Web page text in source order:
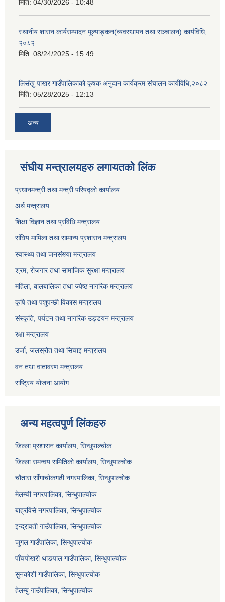
मिति: 04/30/2026 - 10:48
स्थानीय शासन कार्यसम्पादन मूल्याङ्कन(व्यवस्थापन तथा सञ्चालन) कार्यविधि,
२०८२
मिति: 08/24/2025 - 15:49
लिसंखु पाखर गाउँपालिकाको कृषक अनुदान कार्यक्रम संचालन कार्यविधि,२०८२
मिति: 05/28/2025 - 12:13
अन्य
संघीय मन्त्रालयहरु लगायतको लिंक
प्रधानमन्त्री तथा मन्त्री परिषद्को कार्यालय
अर्थ मन्त्रालय
शिक्षा विज्ञान तथा प्रविधि मन्त्रालय
संघिय मामिला तथा सामान्य प्रशासन मन्त्रालय
स्वास्थ्य तथा जनसंख्या मन्त्रालय
श्रम, रोजगार तथा सामाजिक सुरक्षा मन्त्रालय
महिला, बालबालिका तथा ज्येष्ठ नागरिक मन्त्रालय
कृषि तथा पशुपन्छी विकास मन्त्रालय
संस्कृति, पर्यटन तथा नागरिक उड्डयन मन्त्रालय
रक्षा मन्त्रालय
उर्जा, जलस्रोत तथा सिचाइ मन्त्रालय
वन तथा वातावरण मन्त्रालय
राष्ट्रिय योजना आयोग
अन्य महत्वपुर्ण लिंकहरु
जिल्ला प्रशासन कार्यालय, सिन्धुपाल्चोक
जिल्ला समन्वय समितिको कार्यालय, सिन्धुपाल्चोक
चौतारा साँगाचोकगढी नगरपालिका, सिन्धुपाल्चोक
मेलम्ची नगरपालिका, सिन्धुपाल्चोक
बाह्रविसे नगरपालिका, सिन्धुपाल्चोक
इन्द्रावती गाउँपालिका, सिन्धुपाल्चोक
जुगल गाउँपालिका, सिन्धुपाल्चोक
पाँचपोखरी थाङपाल गाउँपालिका, सिन्धुपाल्चोक
सुनकोशी गाउँपालिका, सिन्धुपाल्चोक
हेलम्बु गाउँपालिका, सिन्धुपाल्चोक